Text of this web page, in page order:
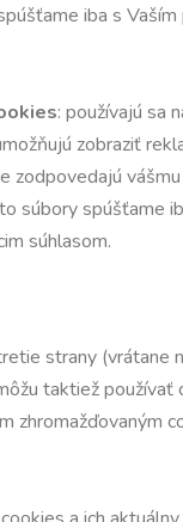
iba s Vaším
: používajú sa
zobraziť
zodpovedajú vášmu
súbory spúšťame
súhlasom.
strany (vrátane
taktiež používať
zhromažďovaným